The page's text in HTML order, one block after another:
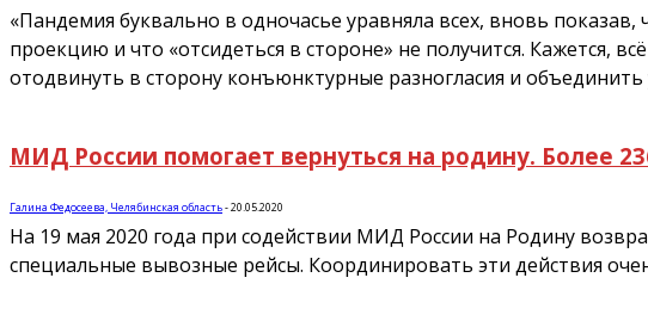
«Пандемия буквально в одночасье уравняла всех, вновь
проекцию и что «отсидеться в стороне» не получится. Кажется,
отодвинуть в сторону конъюнктурные разногласия и
МИД России помогает вернуться на родину. Более
Галина Федосеева, Челябинская область-20.05.2020
На 19 мая 2020 года при содействии МИД России на Родину
специальные вывозные рейсы. Координировать эти действия